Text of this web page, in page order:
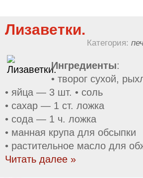
Лизаветки.
Категория:
Ингредиенты:
• творог сухой,
• яйца — 3 шт. • соль
• сахар — 1 ст. ложка
• сода — 1 ч. ложка
• манная крупа для обсыпки
• растительное масло для
Читать далее »